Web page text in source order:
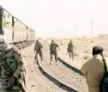
6
புரண்டன
07, 2025 01:39 pm